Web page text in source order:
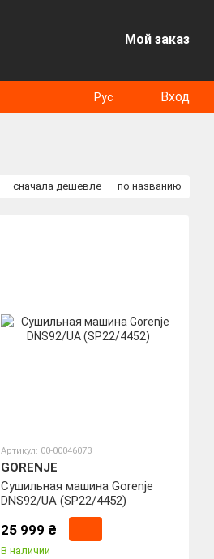
Мой заказ
Рус Вход
сначала дешевле по названию
Артикул: 00-00046073
GORENJE
Сушильная машина Gorenje
DNS92/UA (SP22/4452)
25 999 ₴
В наличии